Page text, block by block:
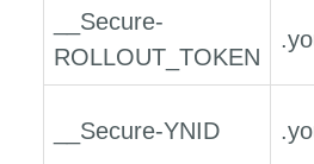
__Secure-
ROLLOUT_TOKEN
__Secure-YNID